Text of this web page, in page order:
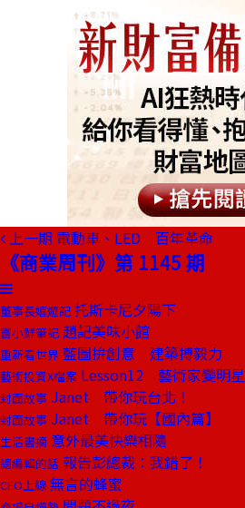
上一期 電動車、LED 百年革命
《商業周刊》第 1145 期
董事長嬉遊記 托斯卡尼夕陽下
嘗小鮮筆記 趙記美味小館
重新看世界 藍圖拚創意 建築搏毅力
藝術投資X檔案 Lesson12 藝術家變明星
封面故事 Janet 帶你玩台北！
封面故事 Janet 帶你玩【國內篇】
生活書摘 意外最美快樂相隨
總編輯的話 報告彭總裁：我錯了！
CEO上線 無言的蜂蜜